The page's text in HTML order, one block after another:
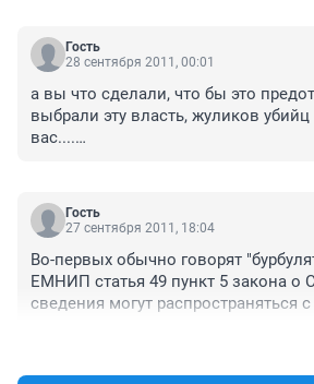
Гость
28 сентября 2011, 00:01
а вы что сделали, что бы это
выбрали эту власть, жуликов
вас....
молодёжи какие? выдругнуться
не быть хуже золотых...
запоганить молодой мозг как
когда вы поймёте в чем
может что-то и измениться
Гость
27 сентября 2011, 18:04
Во-первых обычно говорят
ЕМНИП статья 49 пункт 5 закона
сведения могут распространяться